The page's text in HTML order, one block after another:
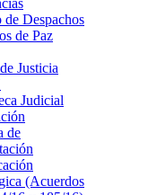
de Despachos
de Paz
Justicia
Judicial
de
(Acuerdos